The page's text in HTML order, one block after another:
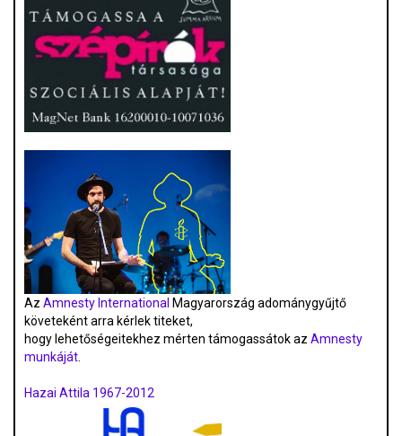
Az Amnesty International Magyarország adománygyűjtő
követeként arra kérlek titeket,
hogy lehetőségeitekhez mérten támogassátok az Amnesty
munkáját.
Hazai Attila 1967-2012